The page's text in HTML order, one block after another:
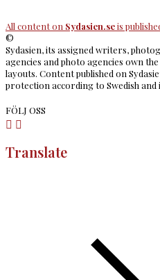
All content on Sydasien.seis
©
Sydasien, its assigned writers,
agencies and photo agencies own
layouts. Content published on
protection according to Swedish
FÖLJ OSS
Translate